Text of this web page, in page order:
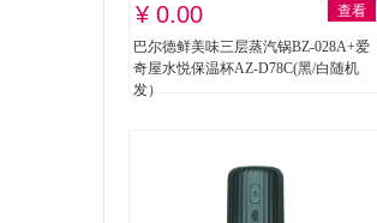
¥ 0.00 查看
巴尔德鲜美味三层蒸汽锅BZ-028A+爱
奇屋水悦保温杯AZ-D78C(黑/白随机
发）